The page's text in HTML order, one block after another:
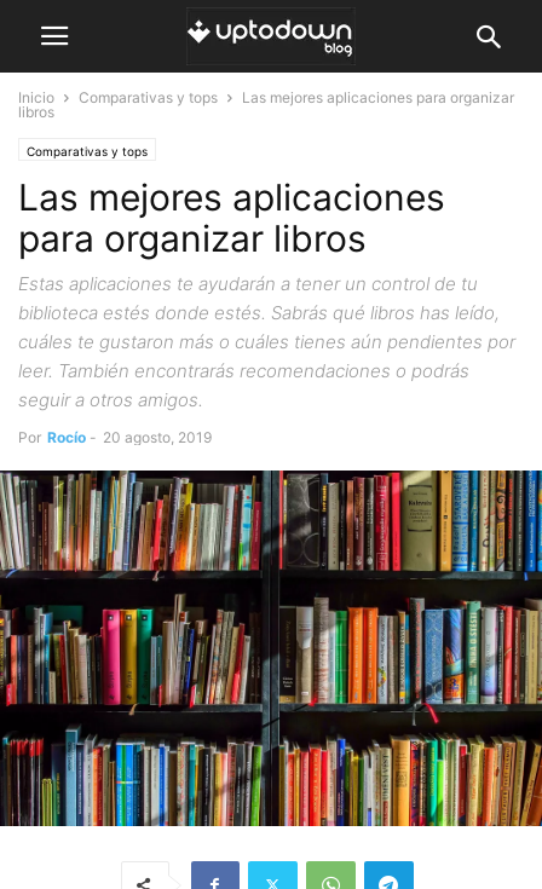
Inicio Comparativas y tops
Las mejores aplicaciones para organizar
libros
Comparativas y tops
Las mejores aplicaciones
para organizar libros
Estas aplicaciones te ayudarán a tener un control de tu
biblioteca estés donde estés. Sabrás qué libros has leído,
cuáles te gustaron más o cuáles tienes aún pendientes por
leer. También encontrarás recomendaciones o podrás
seguir a otros amigos.
Por Rocío - 20 agosto, 2019